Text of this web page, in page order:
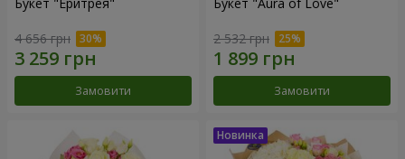
4 656 грн
Замовити
2 532 грн
Замовити